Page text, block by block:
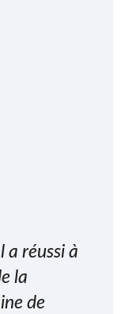
a réussi à
la
de